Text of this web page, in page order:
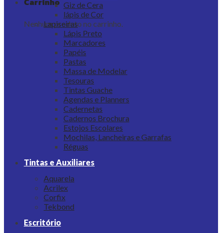
Nenhum produto no carrinho.
Giz de Cera
lápis de Cor
Lapiseiras
Lápis Preto
Marcadores
Papéis
Pastas
Massa de Modelar
Tesouras
Tintas Guache
Agendas e Planners
Cadernetas
Cadernos Brochura
Estojos Escolares
Mochilas, Lancheiras e Garrafas
Réguas
Tintas e Auxiliares
Aquarela
Acrilex
Corfix
Tekbond
Escritório